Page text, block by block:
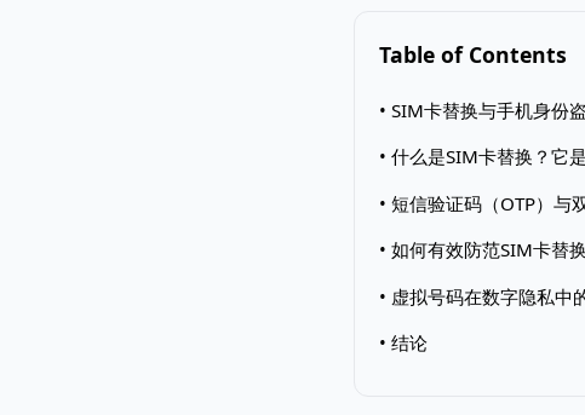
Table of Contents
• SIM卡替换与手机身份
• 什么是SIM卡替换？它
• 短信验证码（OTP）与
• 如何有效防范SIM卡替
• 虚拟号码在数字隐私中
• 结论